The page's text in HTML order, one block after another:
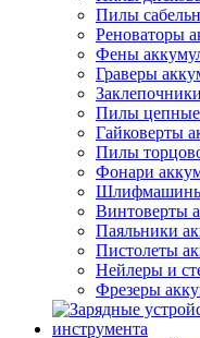
Пилы
Реноваторы
Фены
Граверы
Пилы цепные
Гайковерты
Пилы
Фонари
Шлифмашины
Винтоверты
Паяльники
Пистолеты
Нейлеры и
Фрезеры